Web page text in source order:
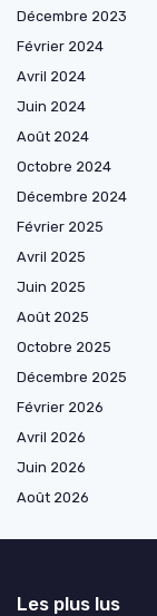
Décembre 2023
Février 2024
Avril 2024
Juin 2024
Août 2024
Octobre 2024
Décembre 2024
Février 2025
Avril 2025
Juin 2025
Août 2025
Octobre 2025
Décembre 2025
Février 2026
Avril 2026
Juin 2026
Août 2026
Les plus lus